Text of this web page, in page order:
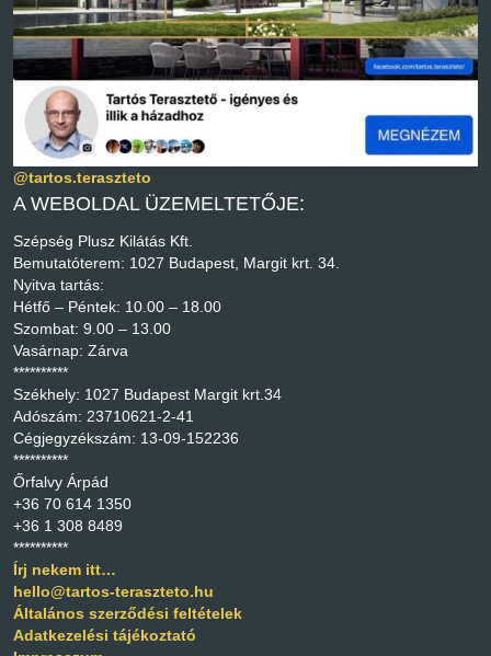
@tartos.teraszteto
A WEBOLDAL ÜZEMELTETŐJE:
Szépség Plusz Kilátás Kft.
Bemutatóterem: 1027 Budapest, Margit krt. 34.
Nyitva tartás:
Hétfő – Péntek: 10.00 – 18.00
Szombat: 9.00 – 13.00
Vasárnap: Zárva
**********
Székhely: 1027 Budapest Margit krt.34
Adószám: 23710621-2-41
Cégjegyzékszám: 13-09-152236
**********
Őrfalvy Árpád
+36 70 614 1350
+36 1 308 8489
**********
Írj nekem itt…
hello@tartos-teraszteto.hu
Általános szerződési feltételek
Adatkezelési tájékoztató